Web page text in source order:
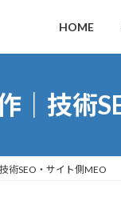
HOME
｜技術
術SEO・サイト側MEO